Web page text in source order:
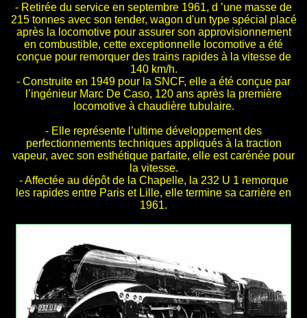
- Retirée du service en septembre 1961, d ’une masse de
215 tonnes avec son tender, wagon d'un type spécial placé
après la locomotive pour assurer son approvisionnement
en combustible, cette exceptionnelle locomotive a été
conçue pour remorquer des trains rapides à la vitesse de
140 km/h.
- Construite en 1949 pour la SNCF, elle a été conçue par
l’ingénieur Marc De Caso, 120 ans après la première
locomotive à chaudière tubulaire.
- Elle représente l’ultime développement des
perfectionnements techniques appliqués à la traction
vapeur, avec son esthétique parfaite, elle est carénée pour
la vitesse.
- Affectée au dépôt de la Chapelle, la 232 U 1 remorque
les rapides entre Paris et Lille, elle termine sa carrière en
1961.